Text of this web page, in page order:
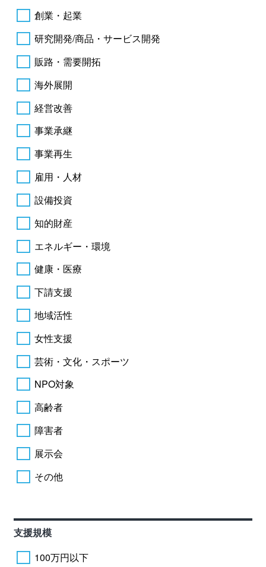
創業・起業
研究開発/商品・サービス開発
販路・需要開拓
海外展開
経営改善
事業承継
事業再生
雇用・人材
設備投資
知的財産
エネルギー・環境
健康・医療
下請支援
地域活性
女性支援
芸術・文化・スポーツ
NPO対象
高齢者
障害者
展示会
その他
支援規模
100万円以下